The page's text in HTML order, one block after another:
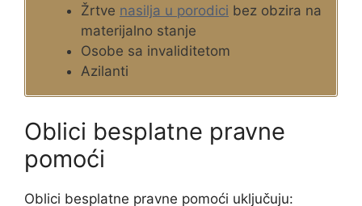
Žrtve nasilja u porodici bez obzira na
materijalno stanje
Osobe sa invaliditetom
Azilanti
Oblici besplatne pravne
pomoći
Oblici besplatne pravne pomoći uključuju: